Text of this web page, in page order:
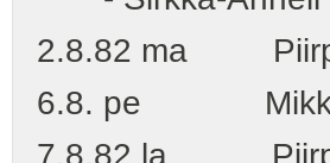
2.8.82 ma
6.8. pe